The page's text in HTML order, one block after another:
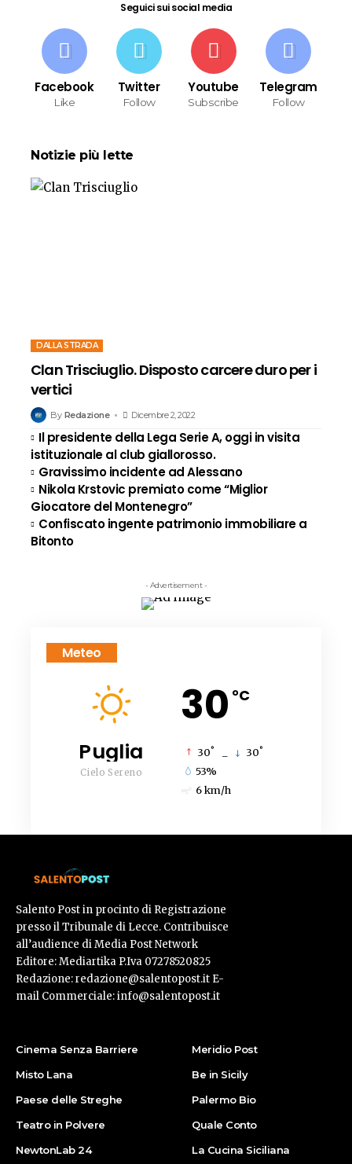
Seguici sui social media
Facebook
Like
Twitter
Follow
Youtube
Subscribe
Telegram
Follow
Notizie più lette
DALLA STRADA
Clan Trisciuglio. Disposto carcere duro per i
vertici
By Redazione Dicembre 2, 2022
Il presidente della Lega Serie A, oggi in visita
istituzionale al club giallorosso.
Gravissimo incidente ad Alessano
Nikola Krstovic premiato come “Miglior
Giocatore del Montenegro”
Confiscato ingente patrimonio immobiliare a
Bitonto
- Advertisement -
Meteo
30 °C
Puglia
Cielo Sereno
30° 30°
53%
6 km/h
Salento Post in procinto di Registrazione
presso il Tribunale di Lecce. Contribuisce
all’audience di Media Post Network
Editore: Mediartika P.Iva 07278520825
Redazione: redazione@salentopost.it E-
mail Commerciale: info@salentopost.it
Cinema Senza Barriere
Misto Lana
Paese delle Streghe
Teatro in Polvere
NewtonLab 24
Meridio Post
Be in Sicily
Palermo Bio
Quale Conto
La Cucina Siciliana